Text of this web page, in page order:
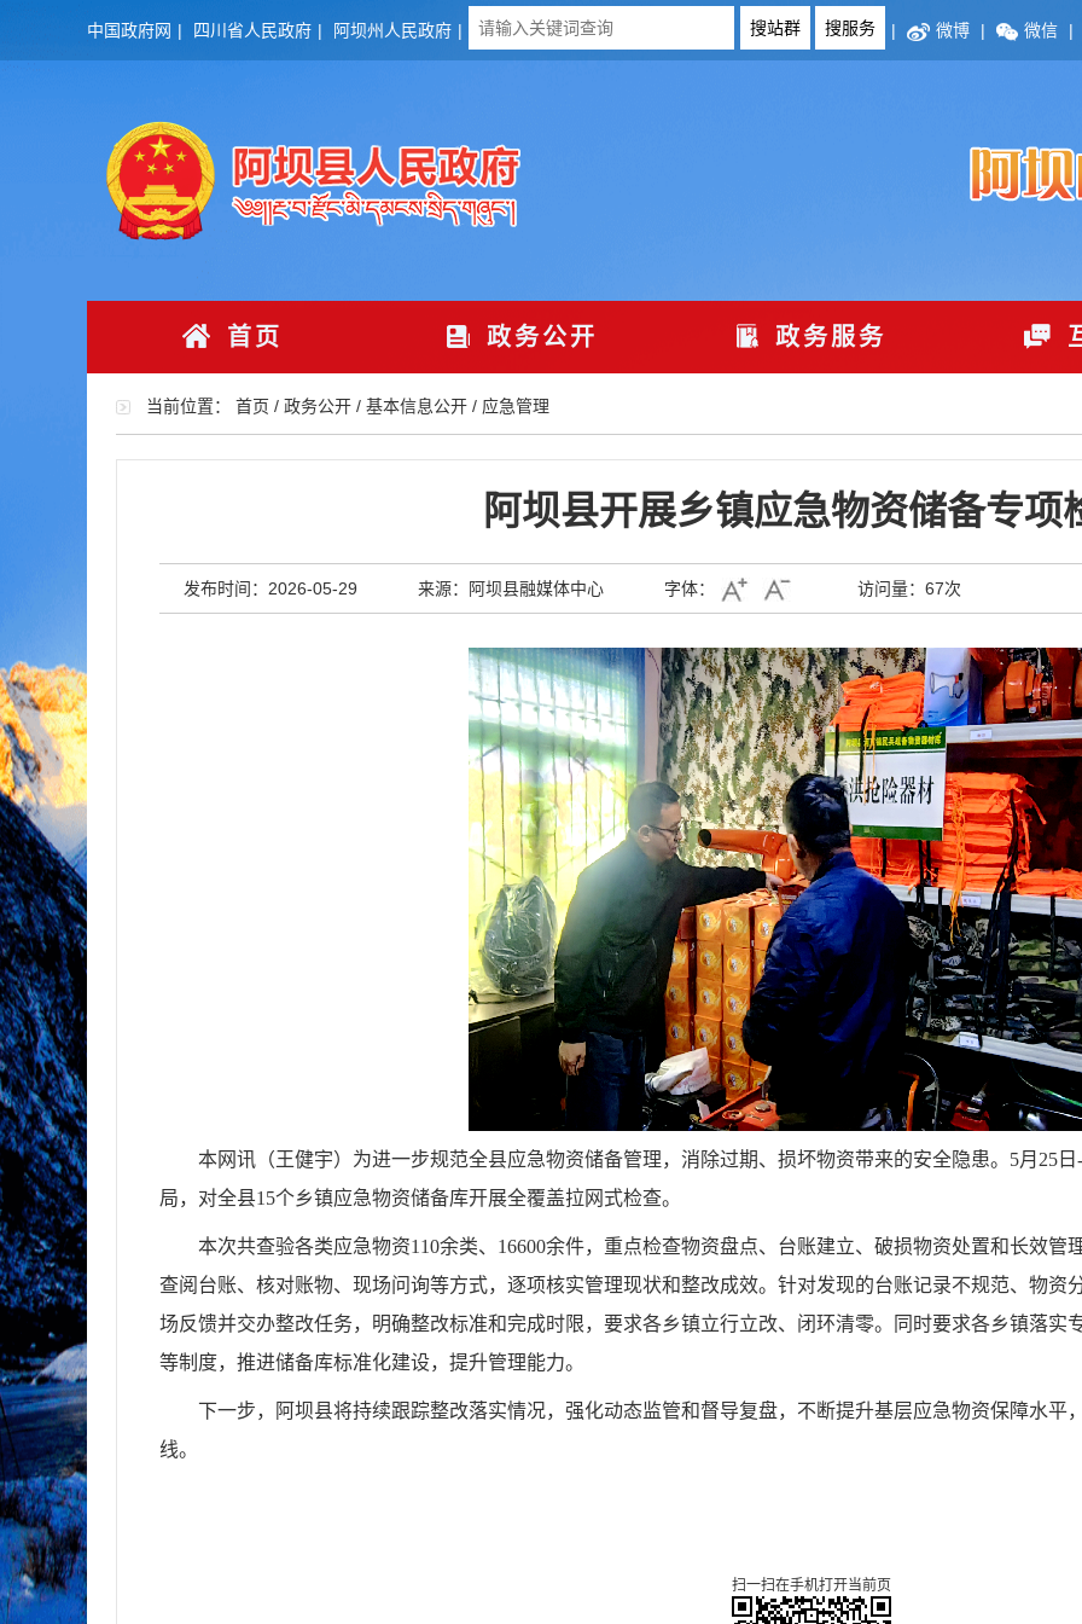
中国政府网 | 四川省人民政府 | 阿坝州人民政府 | | 微博 | 微信 |
首页 政务公开 政务服务
当前位置： 首页 / 政务公开 / 基本信息公开 / 应急管理
阿坝县开展乡镇应急物资储备专项
发布时间：2026-05-29 来源：阿坝县融媒体中心 字体： 访问量： 67次
本网讯（王健宇） 为进一步规范全县应急物资储备管理，消除过期、损坏物资带来的安全隐患。 5月25日 -
局，对全县15个乡镇应急物资储备库开展全覆盖拉网式检查。
本次共查验各类应急物资110余类、16600余件，重点检查物资盘点、台账建立、破损物资处置和长效
查阅台账、核对账物、现场问询等方式，逐项核实管理现状和整改成效。针对发现的台账记录不规范、物资
场反馈并交办整改任务，明确整改标准和完成时限，要求各乡镇立行立改、闭环清零。同时要求各乡镇落实
等制度，推进储备库标准化建设，提升管理能力。
下一步，阿坝县将持续跟踪整改落实情况，强化动态监管和督导复盘，不断提升基层应急物资保障水平
线。
扫一扫在手机打开当前页